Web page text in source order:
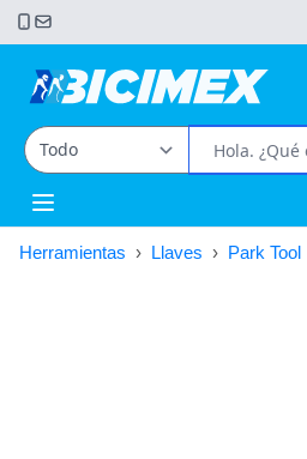
Open main menu
Herramientas › Llaves › Park Tool